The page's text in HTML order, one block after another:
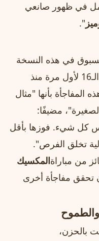
أمل في ظهور صانعي
".
في هذه النسخة
من كأس العالم، حيث تجاوز دور الـ16 لأول مرة منذ
هذه المفاجأة بأنها "مثال
مضيفًا:
كل شيء. فوزها بأقل
من مباراةالمكسيك
تحقق مفاجأة أخرى
بالحزن،